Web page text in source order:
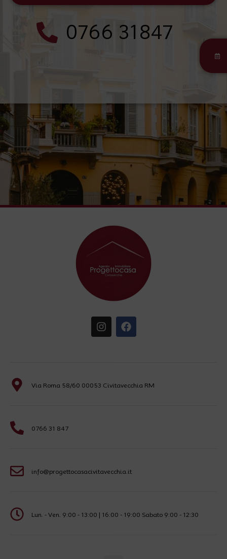
0766 31847
Via Roma 58/60 00053 Civitavecchia RM
0766 31 847
info@progettocasacivitavecchia.it
Lun. - Ven. 9:00 - 13:00 | 16:00 - 19:00 Sabato 9:00 - 12:30